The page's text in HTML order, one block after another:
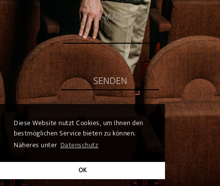
Diese Website nutzt Cookies, um Ihnen den
bestmöglichen Service bieten zu können.
Näheres unter Datenschutz
OK
E-MAIL
SENDEN